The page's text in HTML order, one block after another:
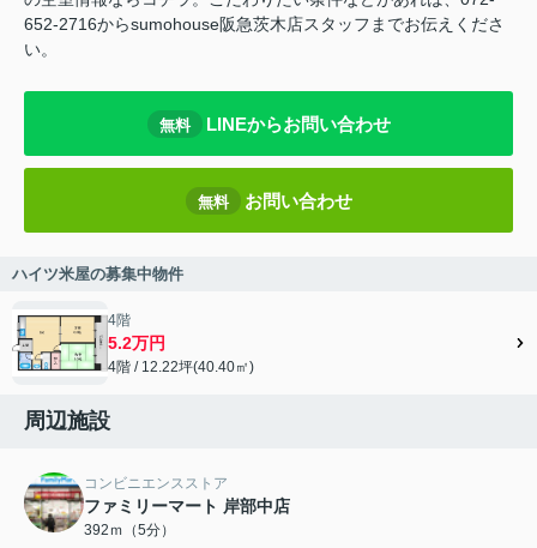
652-2716からsumohouse阪急茨木店スタッフまでお伝えくださ
い。
無料 LINEからお問い合わせ
無料 お問い合わせ
ハイツ米屋の募集中物件
4階
5.2万円
4階 / 12.22坪(40.40㎡)
周辺施設
コンビニエンスストア
ファミリーマート 岸部中店
392ｍ（5分）